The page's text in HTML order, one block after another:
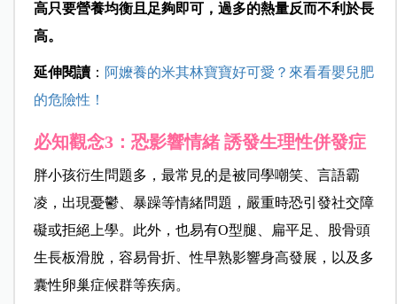
高只要營養均衡且足夠即可，過多的熱量反而不利於長
高。
延伸閱讀： 阿嬤養的米其林寶寶好可愛？來看看嬰兒肥
的危險性！
必知觀念3：恐影響情緒 誘發生理性併發症
胖小孩衍生問題多，最常見的是被同學嘲笑、言語霸
凌，出現憂鬱、暴躁等情緒問題，嚴重時恐引發社交障
礙或拒絕上學。此外，也易有O型腿、扁平足、股骨頭
生長板滑脫，容易骨折、性早熟影響身高發展，以及多
囊性卵巢症候群等疾病。